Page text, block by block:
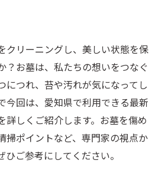
クリーニングし、美しい状態を保
？お墓は、私たちの想いをつなぐ
につれ、苔や汚れが気になってし
今回は、愛知県で利用できる最新
詳しくご紹介します。お墓を傷め
掃ポイントなど、専門家の視点か
ご参考にしてください。